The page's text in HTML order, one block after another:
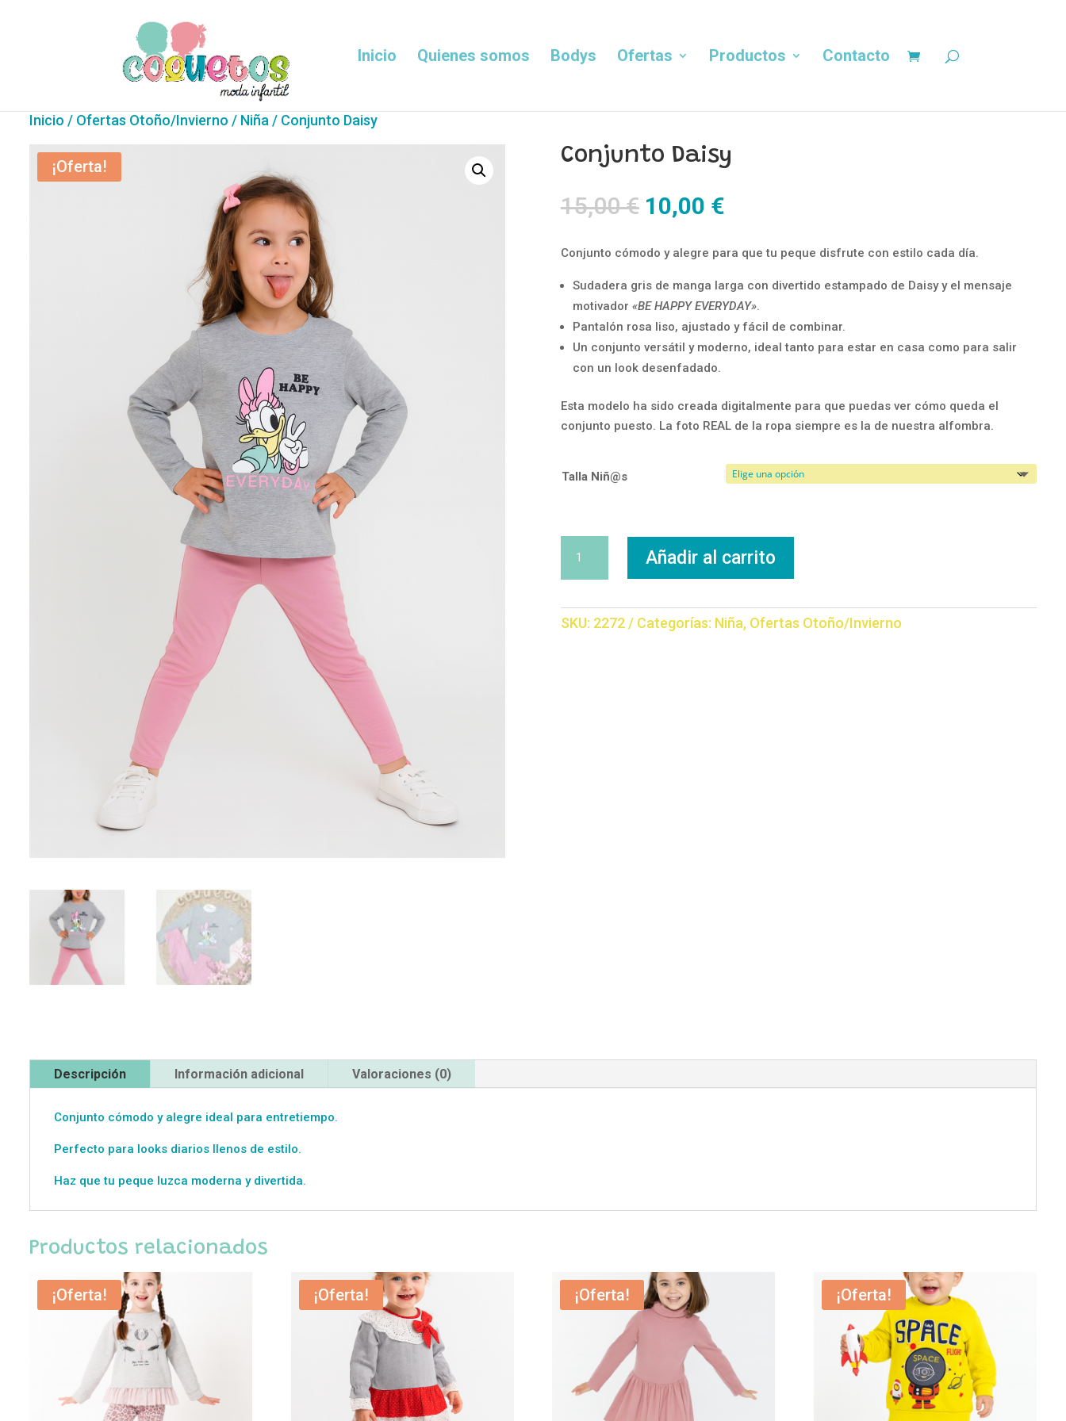
Inicio Quienes somos Bodys Ofertas Productos Contacto
Inicio / Ofertas Otoño/Invierno / Niña / Conjunto Daisy
¡Oferta! Conjunto Daisy
15,00€ El
precio
original
era:
15,00 €.
10,00 €El
actual
es:
10,00 €.
Conjunto cómodo y alegre para que tu peque disfrute con estilo cada día.
Sudadera gris de manga larga con divertido estampado de Daisy y el mensaje
motivador «BE HAPPY EVERYDAY».
Pantalón rosa liso, ajustado y fácil de combinar.
Un conjunto versátil y moderno, ideal tanto para estar en casa como para salir
con un look desenfadado.
Esta modelo ha sido creada digitalmente para que puedas ver cómo queda el
conjunto puesto. La foto REAL de la ropa siempre es la de nuestra alfombra.
Talla Niñ@s
Daisy
cantidad
Añadir al carrito
SKU: 2272 Categorías: Niña, Ofertas Otoño/Invierno
Descripción Información adicional Valoraciones (0)
Conjunto cómodo y alegre ideal para entretiempo.
Perfecto para looks diarios llenos de estilo.
Haz que tu peque luzca moderna y divertida.
Productos relacionados
¡Oferta! ¡Oferta! ¡Oferta! ¡Oferta!